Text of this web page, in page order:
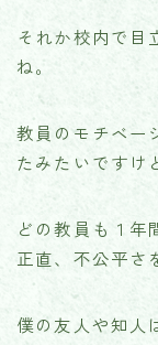
それか校内で目
ね。
教員のモチベー
たみたいですけ
どの教員も１年
正直、不公平さ
僕の友人や知人